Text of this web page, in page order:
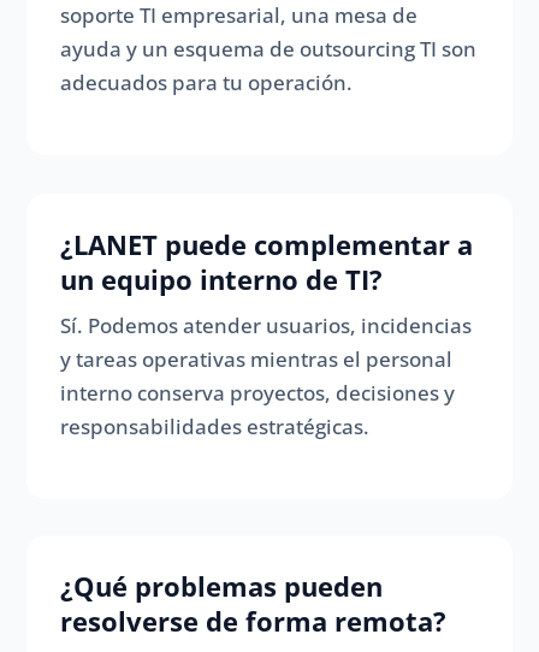
soporte TI empresarial, una mesa de
ayuda y un esquema de outsourcing TI son
adecuados para tu operación.
¿LANET puede complementar a
un equipo interno de TI?
Sí. Podemos atender usuarios, incidencias
y tareas operativas mientras el personal
interno conserva proyectos, decisiones y
responsabilidades estratégicas.
¿Qué problemas pueden
resolverse de forma remota?